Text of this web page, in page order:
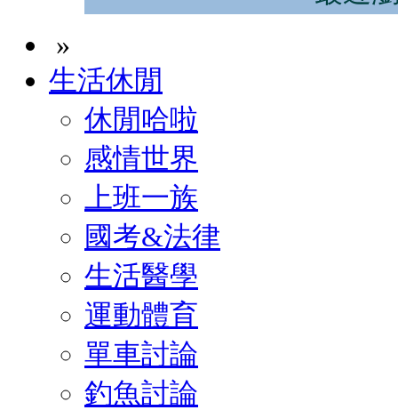
»
生活休閒
休閒哈啦
感情世界
上班一族
國考&法律
生活醫學
運動體育
單車討論
釣魚討論